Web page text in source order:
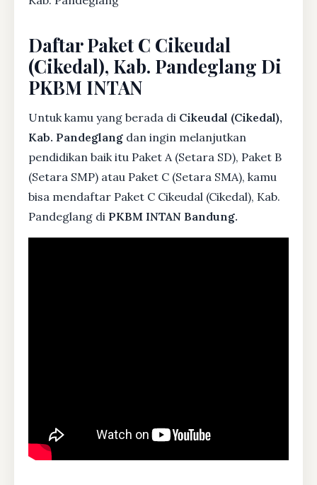
Daftar Paket C Cikeudal
(Cikedal), Kab. Pandeglang Di
PKBM INTAN
Untuk kamu yang berada di Cikeudal (Cikedal),
Kab. Pandeglang dan ingin melanjutkan
pendidikan baik itu Paket A (Setara SD), Paket B
(Setara SMP) atau Paket C (Setara SMA), kamu
bisa mendaftar Paket C Cikeudal (Cikedal), Kab.
Pandeglang di PKBM INTAN Bandung.